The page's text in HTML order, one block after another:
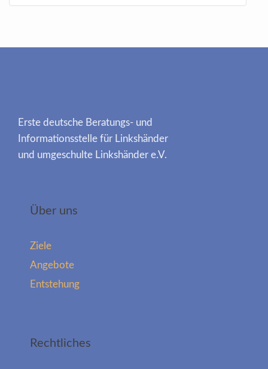
Erste deutsche Beratungs- und
Informationsstelle für Linkshänder
und umgeschulte Linkshänder e.V.
Über uns
Ziele
Angebote
Entstehung
Rechtliches